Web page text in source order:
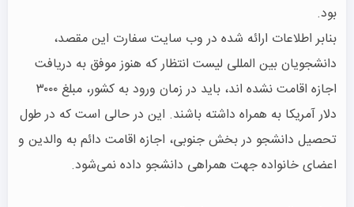
بود.
بنابر اطلاعات ارائه شده در وب سایت سفارت این مقصد،
دانشجویان بین المللی لیست انتظار که هنوز موفق به دریافت
اجازه اقامت نشده اند، باید در زمان ورود به کشور، مبلغ ۳۰۰۰
دلار آمریکا به همراه داشته باشند. این در حالی است که در طول
تحصیل دانشجو در بخش جنوبی، اجازه اقامت دائم به والدین و
اعضای خانواده جهت همراهی دانشجو داده نمی‌شود.